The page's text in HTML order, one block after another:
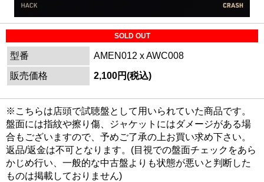
SOLD OUT
型番
AMEN012 x AWC008
販売価格
2,100円(税込)
※こちらは店頭で試聴盤として用いられていた商品です。
盤面には指紋や擦り傷、ジャケットにはダメージがある場
合もございますので、予めご了承の上お買い求め下さい。
返品/返金は不可となります。(目視での盤面チェックをあら
かじめ行い、一般的な中古盤よりも状態が悪いと判断した
ものは掲載しておりません)